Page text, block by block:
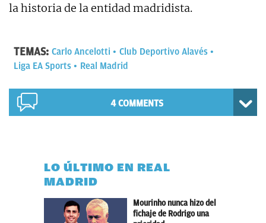
la historia de la entidad madridista.
TEMAS: Carlo Ancelotti
Club Deportivo Alavés
Liga EA Sports
Real Madrid
4 COMMENTS
LO ÚLTIMO EN REAL
MADRID
Mourinho nunca hizo del
fichaje de Rodrigo una